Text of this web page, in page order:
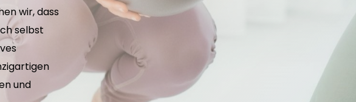
wir, dass
selbst
und